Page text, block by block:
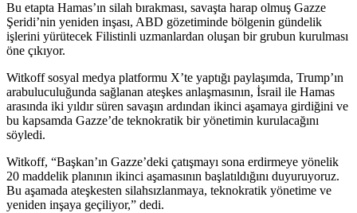
Bu etapta Hamas’ın silah bırakması, savaşta harap olmuş Gazze
Şeridi’nin yeniden inşası, ABD gözetiminde bölgenin gündelik
işlerini yürütecek Filistinli uzmanlardan oluşan bir grubun kurulması
öne çıkıyor.
Witkoff sosyal medya platformu X’te yaptığı paylaşımda, Trump’ın
arabuluculuğunda sağlanan ateşkes anlaşmasının, İsrail ile Hamas
arasında iki yıldır süren savaşın ardından ikinci aşamaya girdiğini ve
bu kapsamda Gazze’de teknokratik bir yönetimin kurulacağını
söyledi.
Witkoff, “Başkan’ın Gazze’deki çatışmayı sona erdirmeye yönelik
20 maddelik planının ikinci aşamasının başlatıldığını duyuruyoruz.
Bu aşamada ateşkesten silahsızlanmaya, teknokratik yönetime ve
yeniden inşaya geçiliyor,” dedi.